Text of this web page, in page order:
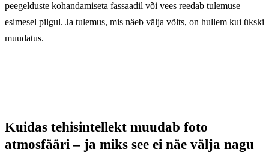
peegelduste kohandamiseta fassaadil või vees reedab tulemuse
esimesel pilgul. Ja tulemus, mis näeb välja võlts, on hullem kui ükski
muudatus.
Kuidas tehisintellekt muudab foto
atmosfääri – ja miks see ei näe välja nagu